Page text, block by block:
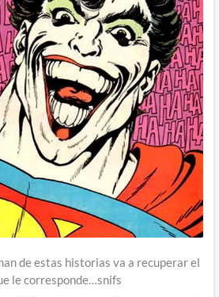
de estas historias va a recuperar el
le corresponde…snifs